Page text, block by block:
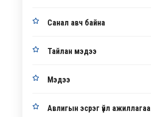
Санал авч байна
Тайлан мэдээ
Мэдээ
Авлигын эсрэг үйл ажиллагаа